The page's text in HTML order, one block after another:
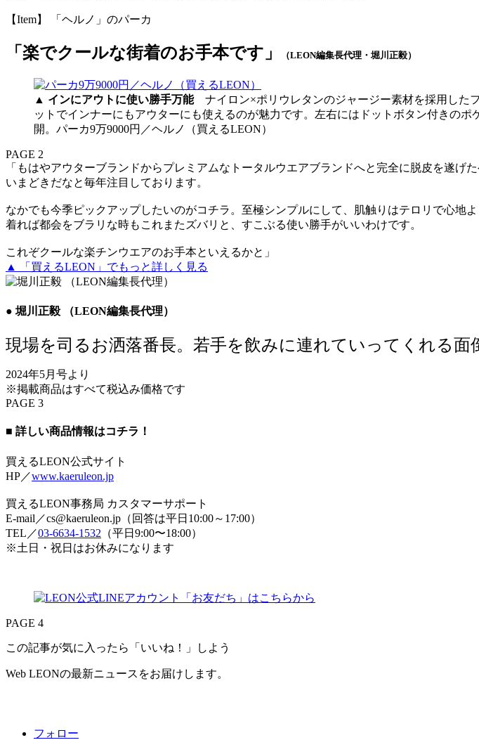
【Item】 「ヘルノ」のパーカ
「楽でクールな街着のお手本です」 （LEON編集長代理・堀川正毅）
▲ インにアウトに使い勝手万能 ナイロン×ポリウレタンのジャージー素材を採用した
ットでインナーにもアウターにも使えるのが魅力です。左右にはドットボタン付きの
開。パーカ9万9000円／ヘルノ（買えるLEON）
PAGE 2
「もはやアウターブランドからプレミアムなトータルウエアブランドへと完全に脱皮を遂
いまどきだなと毎年注目しております。
なかでも今季ピックアップしたいのがコチラ。至極シンプルにして、肌触りはテロリで心地
着れば都会をブラリな時もこれまたズバリと、すこぶる使い勝手がいいわけです。
これぞクールな楽チンウエアのお手本といえるかと」
▲ 「買えるLEON」でもっと詳しく見る
● 堀川正毅 （LEON編集長代理）
現場を司るお洒落番長。若手を飲みに連れていってくれる
2024年5月号より
※掲載商品はすべて税込み価格です
PAGE 3
■ 詳しい商品情報はコチラ！
買えるLEON公式サイト
HP／www.kaeruleon.jp
買えるLEON事務局 カスタマーサポート
E-mail／cs@kaeruleon.jp（回答は平日10:00～17:00）
TEL／03-6634-1532 （平日9:00〜18:00）
※土日・祝日はお休みになります
PAGE 4
この記事が気に入ったら「いいね！」しよう
Web LEONの最新ニュースをお届けします。
フォロー